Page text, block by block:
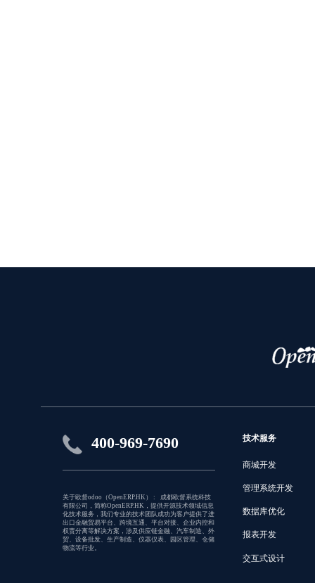
400-969-7690
关于欧督odoo（OpenERP.HK） : 成都欧督系统科技
有限公司，简称OpenERP.HK，提供开源技术领域信息
化技术服务，我们专业的技术团队成功为客户提供了进
出口金融贸易平台、跨境互通、平台对接、企业内控和
权责分离等解决方案，涉及供应链金融、汽车制造、外
贸、设备批发、生产制造、仪器仪表、园区管理、仓储
物流等行业。
技术服务
商城开发
管理系统开发
数据库优化
报表开发
交互式设计